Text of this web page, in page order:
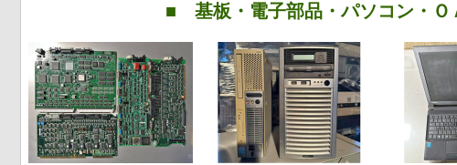
■ 基板・電子部品・パソコン・